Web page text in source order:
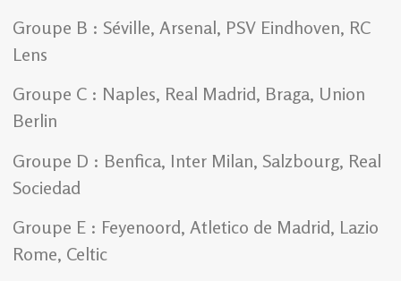
Groupe B : Séville, Arsenal, PSV Eindhoven, RC
Lens
Groupe C : Naples, Real Madrid, Braga, Union
Berlin
Groupe D : Benfica, Inter Milan, Salzbourg, Real
Sociedad
Groupe E : Feyenoord, Atletico de Madrid, Lazio
Rome, Celtic